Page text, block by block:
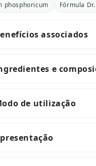
phosphoricum Fórmula
associados
e
de utilização